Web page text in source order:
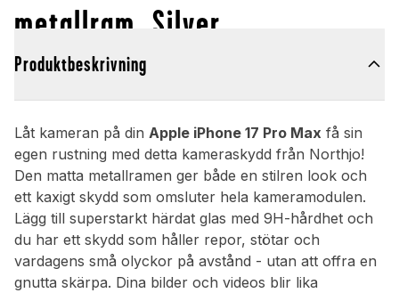
metallram, Silver
Produktbeskrivning
Låt kameran på din Apple iPhone 17 Pro Max få sin
egen rustning med detta kameraskydd från Northjo!
Den matta metallramen ger både en stilren look och
ett kaxigt skydd som omsluter hela kameramodulen.
Lägg till superstarkt härdat glas med 9H-hårdhet och
du har ett skydd som håller repor, stötar och
vardagens små olyckor på avstånd - utan att offra en
gnutta skärpa. Dina bilder och videos blir lika